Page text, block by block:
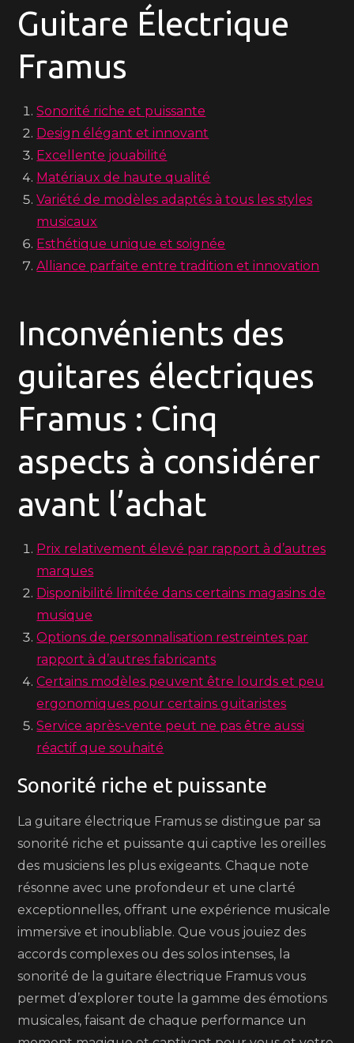
Guitare Électrique
Framus
Sonorité riche et puissante
Design élégant et innovant
Excellente jouabilité
Matériaux de haute qualité
Variété de modèles adaptés à tous les styles
musicaux
Esthétique unique et soignée
Alliance parfaite entre tradition et innovation
Inconvénients des
guitares électriques
Framus : Cinq
aspects à considérer
avant l’achat
Prix relativement élevé par rapport à d’autres
marques
Disponibilité limitée dans certains magasins de
musique
Options de personnalisation restreintes par
rapport à d’autres fabricants
Certains modèles peuvent être lourds et peu
ergonomiques pour certains guitaristes
Service après-vente peut ne pas être aussi
réactif que souhaité
Sonorité riche et puissante
La guitare électrique Framus se distingue par sa
sonorité riche et puissante qui captive les oreilles
des musiciens les plus exigeants. Chaque note
résonne avec une profondeur et une clarté
exceptionnelles, offrant une expérience musicale
immersive et inoubliable. Que vous jouiez des
accords complexes ou des solos intenses, la
sonorité de la guitare électrique Framus vous
permet d’explorer toute la gamme des émotions
musicales, faisant de chaque performance un